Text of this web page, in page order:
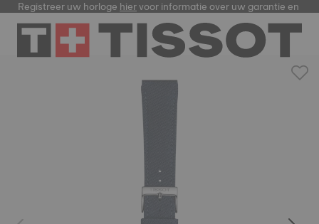
Registreer uw horlogehiervoor informatie over uw garantie en